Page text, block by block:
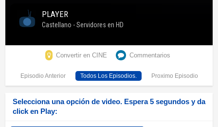
Convertir en CINE Commentarios
Episodio Anterior Todos Los Episodios. Proximo Episodio
Selecciona una opción de video. Espera 5 segundos y da
click en Play: